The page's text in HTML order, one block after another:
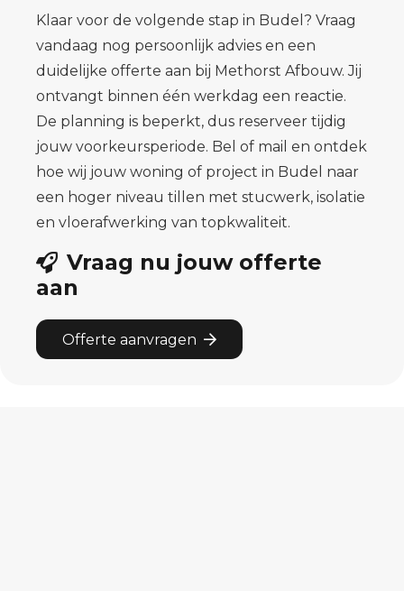
Klaar voor de volgende stap in Budel? Vraag
vandaag nog persoonlijk advies en een
duidelijke offerte aan bij Methorst Afbouw. Jij
ontvangt binnen één werkdag een reactie.
De planning is beperkt, dus reserveer tijdig
jouw voorkeursperiode. Bel of mail en ontdek
hoe wij jouw woning of project in Budel naar
een hoger niveau tillen met stucwerk, isolatie
en vloerafwerking van topkwaliteit.
Vraag nu jouw offerte
aan
Offerte aanvragen